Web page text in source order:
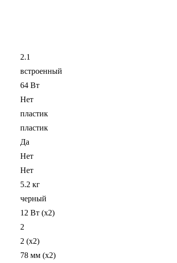
2.1
встроенный
64 Вт
Нет
пластик
пластик
Да
Нет
Нет
5.2 кг
черный
12 Вт (x2)
2
2 (x2)
78 мм (x2)